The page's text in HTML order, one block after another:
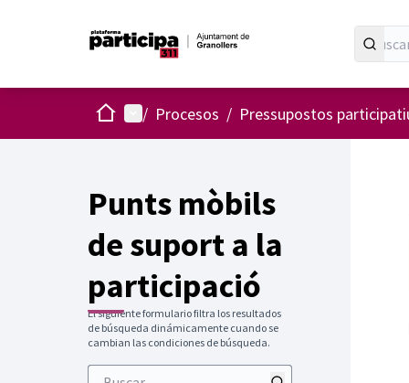
InicioMenú principal
/ Procesos / Pressupostos
Punts mòbils
de suport a la
participació
El siguiente formulario filtra los resultados
de búsqueda dinámicamente cuando se
cambian las condiciones de búsqueda.